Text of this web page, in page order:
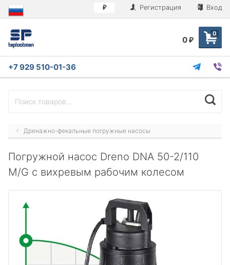
₽ Регистрация Вход
0
0 ₽
+7 929 510-01-36
Дренажно-фекальные погружные насосы
Погружной насос Dreno DNA 50-2/110
M/G с вихревым рабочим колесом